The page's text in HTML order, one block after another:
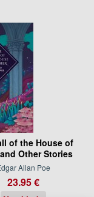
of the House of
Other Stories
Allan Poe
23.95 €